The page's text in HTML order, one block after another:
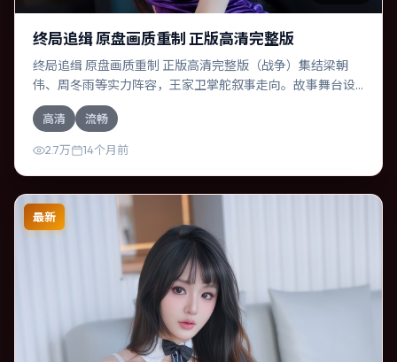
终局追缉 原盘画质重制 正版高清完整版
终局追缉 原盘画质重制 正版高清完整版（战争）集结梁朝
伟、周冬雨等实力阵容，王家卫掌舵叙事走向。故事舞台设
定于澳大利亚，围绕一次意外选择展开连锁反应；配乐与色
彩高度服务于主题，结尾留白耐人寻味。
高清 流畅
2.7万 14个月前
最新